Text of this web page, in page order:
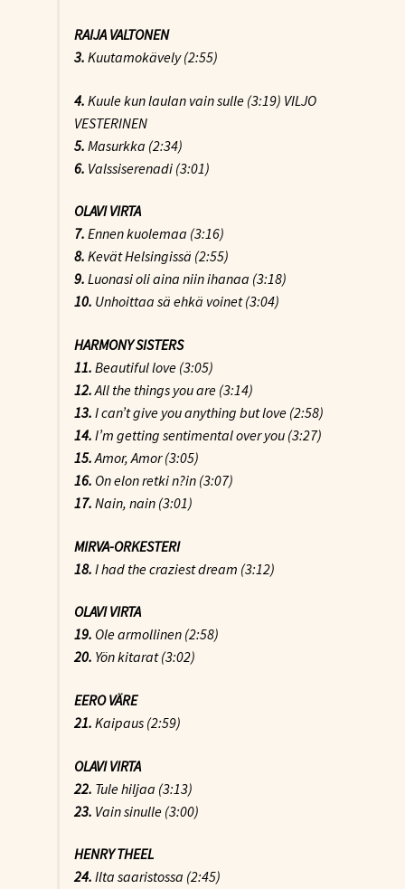
RAIJA VALTONEN
3. Kuutamokävely (2:55)
4. Kuule kun laulan vain sulle (3:19) VILJO
VESTERINEN
5. Masurkka (2:34)
6. Valssiserenadi (3:01)
OLAVI VIRTA
7. Ennen kuolemaa (3:16)
8. Kevät Helsingissä (2:55)
9. Luonasi oli aina niin ihanaa (3:18)
10. Unhoittaa sä ehkä voinet (3:04)
HARMONY SISTERS
11. Beautiful love (3:05)
12.All the things you are (3:14)
13. I can’t give you anything but love (2:58)
14. I’m getting sentimental over you (3:27)
15.Amor, Amor (3:05)
16. On elon retki n?in (3:07)
17. Nain, nain (3:01)
MIRVA-ORKESTERI
18. I had the craziest dream (3:12)
OLAVI VIRTA
19. Ole armollinen (2:58)
20. Yön kitarat (3:02)
EERO VÄRE
21. Kaipaus (2:59)
OLAVI VIRTA
22. Tule hiljaa (3:13)
23. Vain sinulle (3:00)
HENRY THEEL
24. Ilta saaristossa (2:45)